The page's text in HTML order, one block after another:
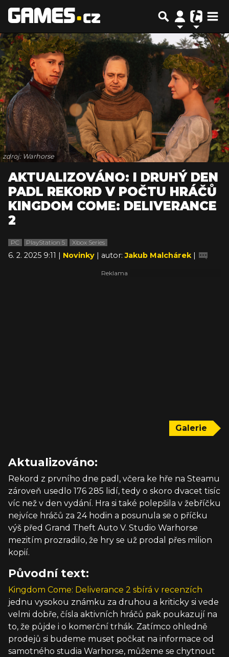
zdroj: Warhorse
AKTUALIZOVÁNO: I DRUHÝ DEN
PADL REKORD V POČTU HRÁČŮ
KINGDOM COME: DELIVERANCE
2
PC PlayStation 5 Xbox Series
6. 2. 2025 9:11 | Novinky | autor:Jakub Malchárek |
Galerie
Aktualizováno:
Rekord z prvního dne padl, včera ke hře na Steamu
zároveň usedlo 176 285 lidí, tedy o skoro dvacet tisíc
víc než v den vydání. Hra si také polepšila v žebříčku
nejvíce hráčů za 24 hodin a posunula se o příčku
výš před Grand Theft Auto V. Studio Warhorse
mezitím prozradilo, že hry se už prodal přes milion
kopií.
Původní text:
Kingdom Come: Deliverance 2 sbírá v recenzích
jednu vysokou známku za druhou a kriticky si vede
velmi dobře, čísla aktivních hráčů pak poukazují na
to, že půjde i o komerční trhák. Zatímco ohledně
prodejů si budeme muset počkat na informace od
samotného studia Warhorse, můžeme se chytnout